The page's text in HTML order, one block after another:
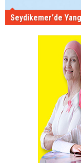
Seydikemer'de